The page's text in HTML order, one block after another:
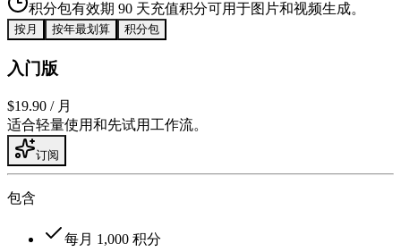
积分包有效期 90 天充值积分可用于图片和视频生成。
按月 按年最划算 积分包
入门版
$19.90 / 月
适合轻量使用和先试用工作流。
订阅
包含
每月 1,000 积分